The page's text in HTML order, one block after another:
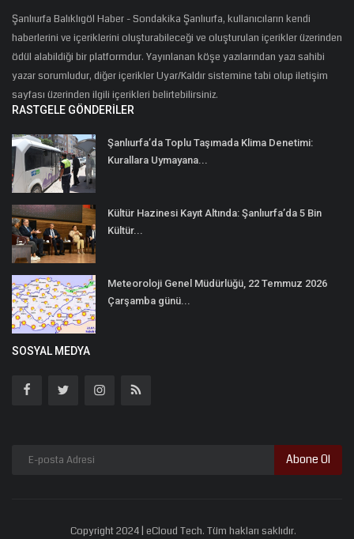
Şanlıurfa Balıklıgöl Haber - Sondakika Şanlıurfa, kullanıcıların kendi
haberlerini ve içeriklerini oluşturabileceği ve oluşturulan içerikler üzerinden
ödül alabildiği bir platformdur. Yayınlanan köşe yazılarından yazı sahibi
yazar sorumludur, diğer içerikler Uyar/Kaldır sistemine tabi olup iletişim
sayfası üzerinden ilgili içerikleri belirtebilirsiniz.
RASTGELE GÖNDERILER
Şanlıurfa’da Toplu Taşımada Klima Denetimi:
Kurallara Uymayana...
Kültür Hazinesi Kayıt Altında: Şanlıurfa’da 5 Bin
Kültür...
Meteoroloji Genel Müdürlüğü, 22 Temmuz 2026
Çarşamba günü...
SOSYAL MEDYA
Abone Ol
Copyright 2024 | eCloud Tech. Tüm hakları saklıdır.